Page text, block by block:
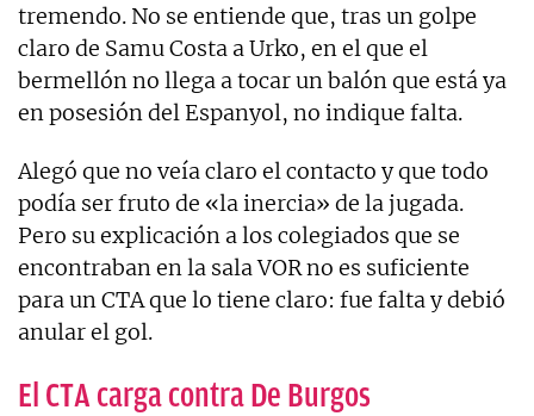
tremendo. No se entiende que, tras un golpe
claro de Samu Costa a Urko, en el que el
bermellón no llega a tocar un balón que está ya
en posesión del Espanyol, no indique falta.
Alegó que no veía claro el contacto y que todo
podía ser fruto de «la inercia» de la jugada.
Pero su explicación a los colegiados que se
encontraban en la sala VOR no es suficiente
para un CTA que lo tiene claro: fue falta y debió
anular el gol.
El CTA carga contra De Burgos